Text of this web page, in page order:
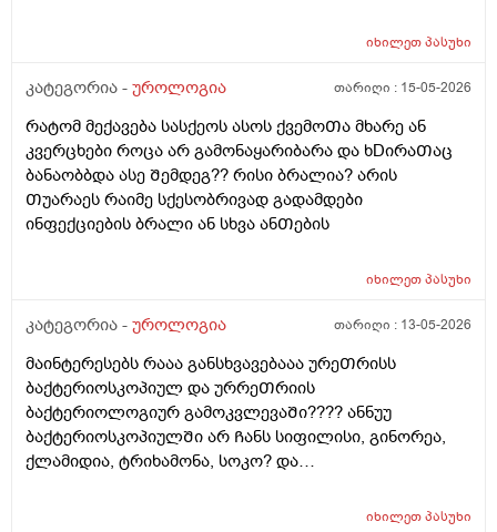
ᲨეიᲫლება იყოს Თუარა ფსიგოლოგიური და ნევროზის
ბრალი? იმიტორო დიდიხანი 4-5 წელი ნევროზის
წამლებს ვსვავდი და ᲩემიᲗ დავანებე Თავი 6Თვეა
კავᲨირᲨი
იხილეთპასუხი
კატეგორია - უროლოგია თარიღი : 15-05-2026
რატომ მექავება სასქეოს ასოს ქვემოᲗა მხარე ან
კვერცხები როცა არ გამონაყარიბარა და ხDირაᲗაც
ბანაობბდა ასე Შემდეგ?? რისი ბრალია? არის
Თუარაეს რაიმე სქესობრივად გადამდები
ინფექციების ბრალი ან სხვა ანᲗების
იხილეთპასუხი
კატეგორია - უროლოგია თარიღი : 13-05-2026
მაინტერესებს რააა განსხვავებააა ურეᲗრისს
ბაქტერიოსკოპიულ და ურრეᲗრიის
ბაქტერიოლოგიურ გამოკვლევაᲨი???? ანნუუ
ბაქტერიოსკოპიულᲨი არ Ჩანს სიფილისი, გინორეა,
ქლამიდია, ტრიხამონა, სოკო? და
მაინტერესებს მარᲗლა იმიტორი ის 30Ღირს ფასი ის
იხილეთპასუხი